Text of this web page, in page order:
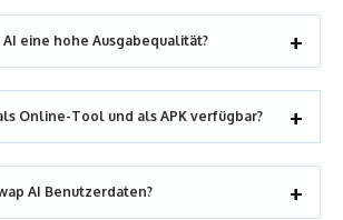
eine hohe Ausgabequalität?
Online-Tool und als APK verfügbar?
AI Benutzerdaten?